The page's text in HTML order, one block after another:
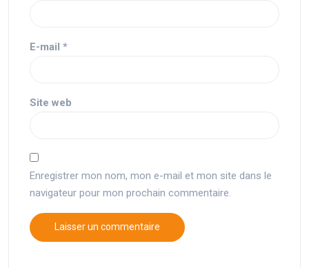
E-mail *
Site web
Enregistrer mon nom, mon e-mail et mon site dans le
navigateur pour mon prochain commentaire.